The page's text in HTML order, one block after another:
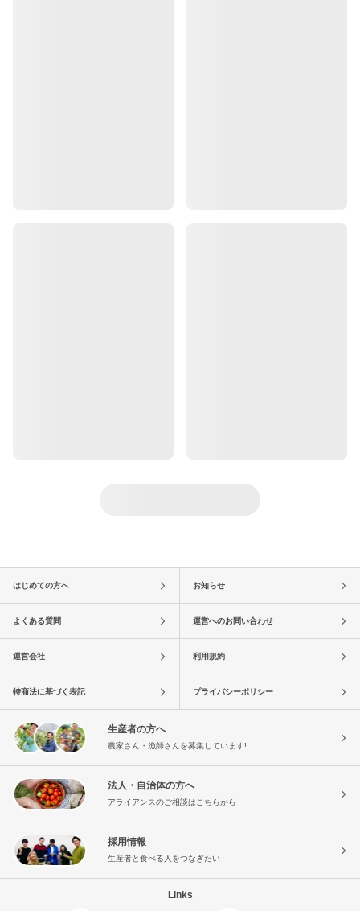
はじめての方へ お知らせ
よくある質問 運営へのお問い合わせ
運営会社 利用規約
特商法に基づく表記 プライバシーポリシー
生産者の方へ
農家さん・漁師さんを募集しています!
法人・自治体の方へ
アライアンスのご相談はこちらから
採用情報
生産者と食べる人をつなぎたい
Links